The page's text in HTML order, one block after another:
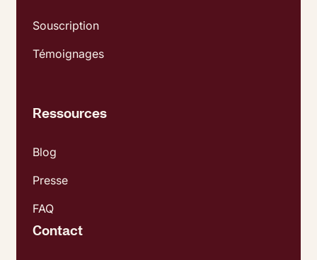
Souscription
Témoignages
Ressources
Blog
Presse
FAQ
Contact